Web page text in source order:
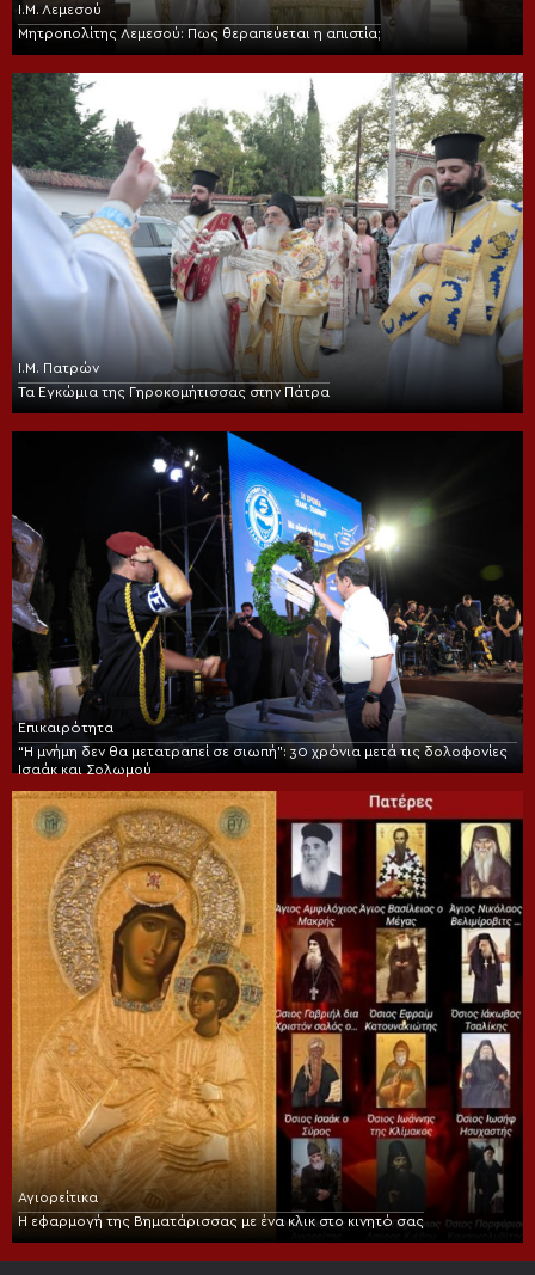
Ι.Μ. Λεμεσού
Μητροπολίτης Λεμεσού: Πως θεραπεύεται η απιστία;
Ι.Μ. Πατρών
Τα Εγκώμια της Γηροκομήτισσας στην Πάτρα
Επικαιρότητα
“Η μνήμη δεν θα μετατραπεί σε σιωπή”: 30 χρόνια μετά τις δολοφονίες
Ισαάκ και Σολωμού
Αγιορείτικα
Η εφαρμογή της Βηματάρισσας με ένα κλικ στο κινητό σας